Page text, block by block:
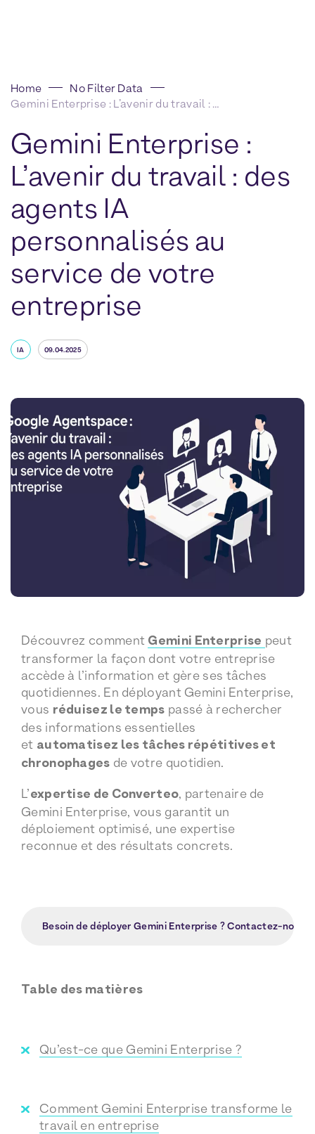
Home
No Filter Data
Gemini Enterprise : L’avenir du travail : des agents IA personnalisés au service de votre entreprise
Gemini Enterprise :
L’avenir du travail : des
agents IA
personnalisés au
service de votre
entreprise
IA 09.04.2025
Découvrez comment Gemini Enterprise peut
transformer la façon dont votre entreprise
accède à l’information et gère ses tâches
quotidiennes. En déployant Gemini Enterprise,
vous réduisez le temps passé à rechercher
des informations essentielles
et automatisez les tâches répétitives et
chronophages de votre quotidien.
L’expertise de Converteo, partenaire de
Gemini Enterprise, vous garantit un
déploiement optimisé, une expertise
reconnue et des résultats concrets.
Besoin de déployer Gemini Enterprise ? Contactez-nous
Table des matières
Qu’est-ce que Gemini Enterprise ?
Comment Gemini Enterprise transforme le
travail en entreprise